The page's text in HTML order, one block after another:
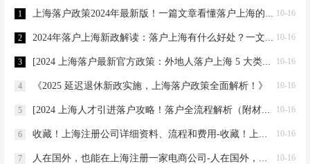
就去掉了 125…
户全流程，并附上材料清单。 一、落
以上专业技术职务任职资格； 年龄在
55 周岁以下（特殊人才可适当放
人所得税。 二、落户流程 准备材料 身
份证、户口本； 学历证书、学位证
10-16
1 上海落户政策2024年最新版！一篇文章看懂落户上海的条件！ - 2021上海落户政策解读
10-16
2 2024年落户上海新政解读：落户上海有什么好处？一文搞懂！ - 20年上海落户政策
10-16
3 [2024 上海落户最新官方政策：外地人落户上海 5 大类方式汇总！]
10-16
4 《2025 延迟退休新政实施，上海落户政策全面解析！》
10-16
5 [2024 上海人才引进落户攻略！落户全流程解析（附材料清单）]
10-16
6 收藏！上海注册公司详细资料、流程和费用-收藏！上海注册公司详细资料、流程和费用
10-16
7 人在国外，也能在上海注册一家电商公司-人在国外，也能在上海注册一家电商公司